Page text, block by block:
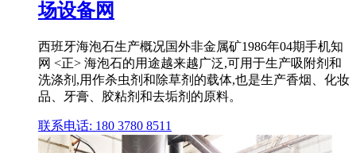
场设备网
西班牙海泡石生产概况国外非金属矿1986年04期手机知
网 <正> 海泡石的用途越来越广泛,可用于生产吸附剂和
洗涤剂,用作杀虫剂和除草剂的载体,也是生产香烟、化妆
品、牙膏、胶粘剂和去垢剂的原料。
联系电话: 180 3780 8511